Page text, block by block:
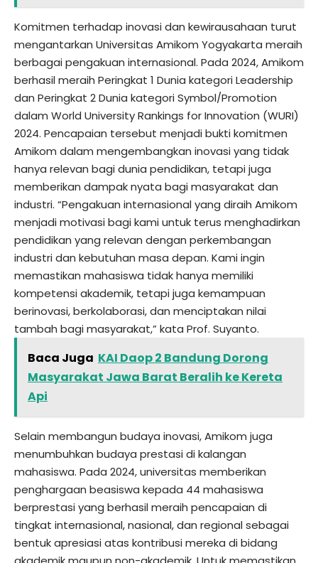
Komitmen terhadap inovasi dan kewirausahaan turut
mengantarkan Universitas Amikom Yogyakarta meraih
berbagai pengakuan internasional. Pada 2024, Amikom
berhasil meraih Peringkat 1 Dunia kategori Leadership
dan Peringkat 2 Dunia kategori Symbol/Promotion
dalam World University Rankings for Innovation (WURI)
2024. Pencapaian tersebut menjadi bukti komitmen
Amikom dalam mengembangkan inovasi yang tidak
hanya relevan bagi dunia pendidikan, tetapi juga
memberikan dampak nyata bagi masyarakat dan
industri. “Pengakuan internasional yang diraih Amikom
menjadi motivasi bagi kami untuk terus menghadirkan
pendidikan yang relevan dengan perkembangan
industri dan kebutuhan masa depan. Kami ingin
memastikan mahasiswa tidak hanya memiliki
kompetensi akademik, tetapi juga kemampuan
berinovasi, berkolaborasi, dan menciptakan nilai
tambah bagi masyarakat,” kata Prof. Suyanto.
Baca Juga KAI Daop 2 Bandung Dorong
Masyarakat Jawa Barat Beralih ke Kereta
Api
Selain membangun budaya inovasi, Amikom juga
menumbuhkan budaya prestasi di kalangan
mahasiswa. Pada 2024, universitas memberikan
penghargaan beasiswa kepada 44 mahasiswa
berprestasi yang berhasil meraih pencapaian di
tingkat internasional, nasional, dan regional sebagai
bentuk apresiasi atas kontribusi mereka di bidang